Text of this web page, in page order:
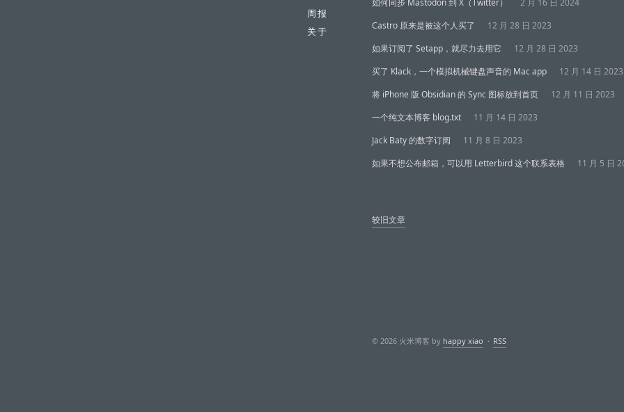
周报
关于
如何同步 Mastodon 到 X（Twitter）
2 月 16 日 2024
Castro 原来是被这个人买了
12 月 28 日 2023
如果订阅了 Setapp，就尽力去用它
12 月 28 日 2023
买了 Klack，一个模拟机械键盘声音的 Mac app
12 月 14 日 2023
将 iPhone 版 Obsidian 的 Sync 图标放到首页
12 月 11 日 2023
一个纯文本博客 blog.txt
11 月 14 日 2023
Jack Baty 的数字订阅
11 月 8 日 2023
如果不想公布邮箱，可以用 Letterbird 这个联系表格
11 月 5 日
文
章
较旧文章
© 2026 火米博客 by happy xiao · RSS